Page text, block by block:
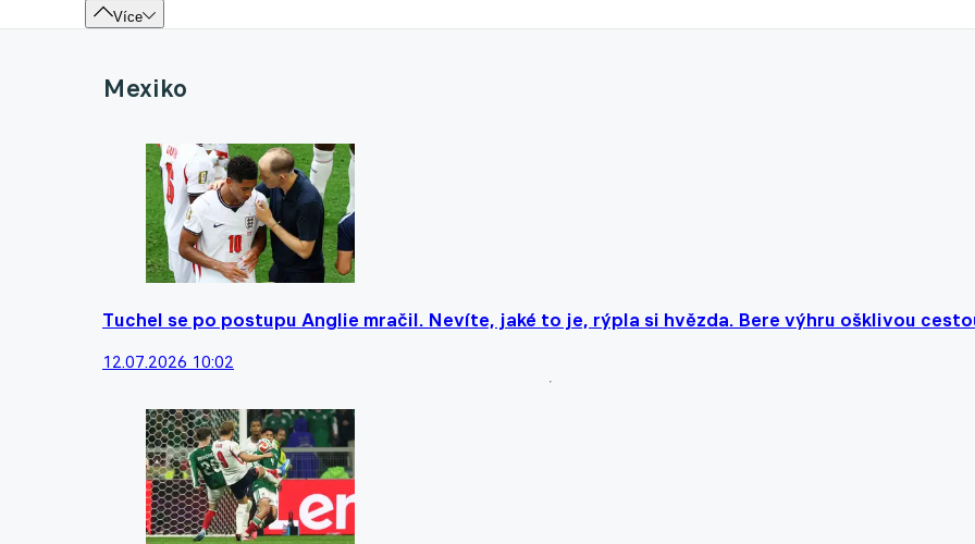
Více
Mexiko
Tuchel se po postupu Anglie mračil. Nevíte, jaké to je, rýpla si hvězda. Bere výhru ošklivou
12.07.2026 10:02